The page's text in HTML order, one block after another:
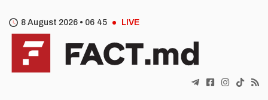
8 August 2026 • 06 45 LIVE